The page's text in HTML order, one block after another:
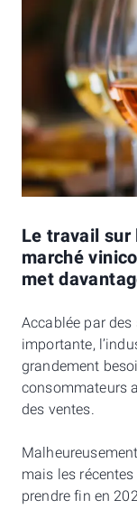
Le travail
marché
met
Accablée par
importante,
grandement
consommateurs
des ventes.
mais les
prendre fin en